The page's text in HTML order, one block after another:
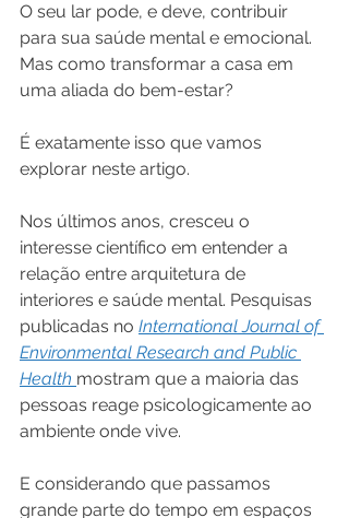
O seu lar pode, e deve, contribuir
para sua saúde mental e emocional.
Mas como transformar a casa em
uma aliada do bem-estar?
É exatamente isso que vamos
explorar neste artigo.
Nos últimos anos, cresceu o
interesse científico em entender a
relação entre arquitetura de
interiores e saúde mental. Pesquisas
publicadas no International Journal of
Environmental Research and Public
Health mostram que a maioria das
pessoas reage psicologicamente ao
ambiente onde vive.
E considerando que passamos
grande parte do tempo em espaços